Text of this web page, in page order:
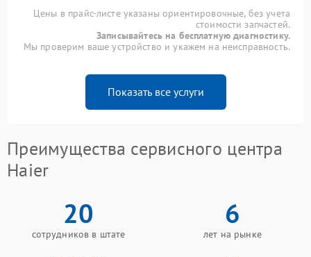
Цены в прайс-листе указаны ориентировочные, без учета
стоимости запчастей.
Записывайтесь на бесплатную диагностику.
Мы проверим ваше устройство и укажем на неисправность.
Показать все услуги
Преимущества сервисного центра
Haier
20
сотрудников в штате
6
лет на рынке